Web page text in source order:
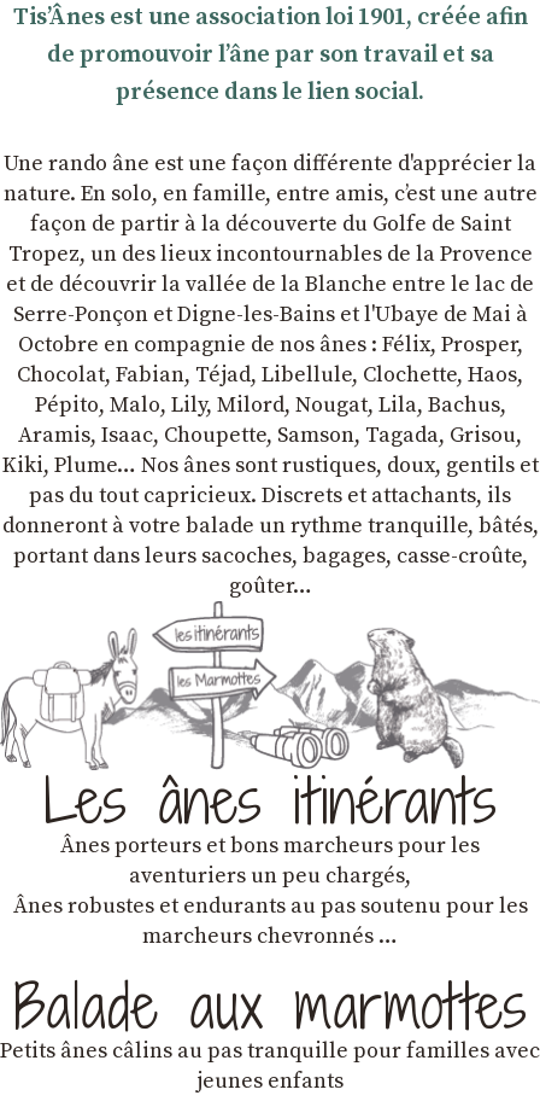
TisʼÂnes est une association loi 1901, créée afin
de promouvoir lʼâne par son travail et sa
présence dans le lien social.
Une rando âne est une façon différente d'apprécier la
nature. En solo, en famille, entre amis, cʼest une autre
façon de partir à la découverte du Golfe de Saint
Tropez, un des lieux incontournables de la Provence
et de découvrir la vallée de la Blanche entre le lac de
Serre-Ponçon et Digne-les-Bains et l'Ubaye de Mai à
Octobre en compagnie de nos ânes : Félix, Prosper,
Chocolat, Fabian, Téjad, Libellule, Clochette, Haos,
Pépito, Malo, Lily, Milord, Nougat, Lila, Bachus,
Aramis, Isaac, Choupette, Samson, Tagada, Grisou,
Kiki, Plume… Nos ânes sont rustiques, doux, gentils et
pas du tout capricieux. Discrets et attachants, ils
donneront à votre balade un rythme tranquille, bâtés,
portant dans leurs sacoches, bagages, casse-croûte,
goûter…
Les ânes itinérants
Ânes porteurs et bons marcheurs pour les
aventuriers un peu chargés,
Ânes robustes et endurants au pas soutenu pour les
marcheurs chevronnés …
Balade aux marmottes
Petits ânes câlins au pas tranquille pour familles avec
jeunes enfants